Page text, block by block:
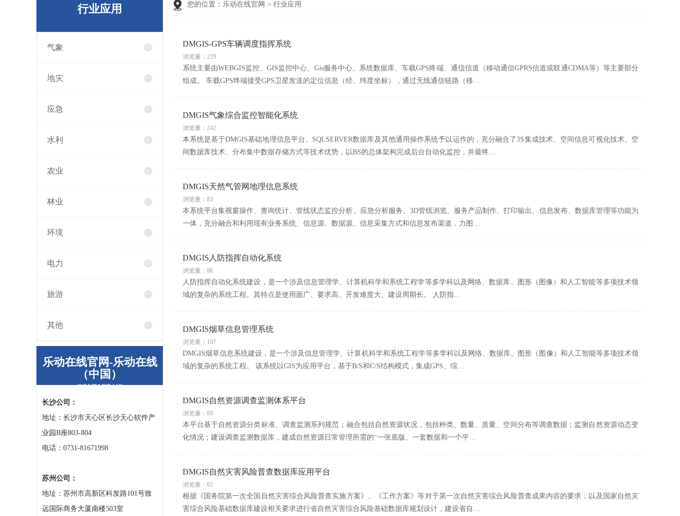
行业应用
气象
地灾
应急
水利
农业
林业
环境
电力
旅游
其他
乐动在线官网-乐动在线
（中国）
CONTACT US
长沙公司：
地址：长沙市天心区长沙天心软件产
业园B座803-804
电话：0731-81671998
苏州公司：
地址：苏州市高新区科发路101号致
远国际商务大厦南楼503室
您的位置： 乐动在线官网 > 行业应用
DMGIS-GPS车辆调度指挥系统
浏览量：229
系统主要由WEBGIS监控、GIS监控中心、Gis服务中心、系统数据库、车载GPS终端、通信信道（移动通信GPRS信道或联通CDMA等）等主要部分
组成。 车载GPS终端接受GPS卫星发送的定位信息（经、纬度坐标），通过无线通信链路（移…
DMGIS气象综合监控智能化系统
浏览量：242
本系统是基于DMGIS基础地理信息平台、SQLSERVER数据库及其他通用操作系统予以运作的，充分融合了3S集成技术、空间信息可视化技术、空
间数据库技术、分布集中数据存储方式等技术优势，以BS的总体架构完成后台自动化监控，并最终…
DMGIS天然气管网地理信息系统
浏览量：83
本系统平台集视窗操作、查询统计、管线状态监控分析、应急分析服务、3D管线浏览、服务产品制作、打印输出、信息发布、数据库管理等功能为
一体，充分融合和利用现有业务系统、信息源、数据源、信息采集方式和信息发布渠道，力图…
DMGIS人防指挥自动化系统
浏览量：86
人防指挥自动化系统建设，是一个涉及信息管理学、计算机科学和系统工程学等多学科以及网络、数据库、图形（图像）和人工智能等多项技术领
域的复杂的系统工程。其特点是使用面广、要求高、开发难度大、建设周期长。 人防指…
DMGIS烟草信息管理系统
浏览量：107
DMGIS烟草信息系统建设，是一个涉及信息管理学、计算机科学和系统工程学等多学科以及网络、数据库、图形（图像）和人工智能等多项技术领
域的复杂的系统工程。 该系统以GIS为应用平台，基于B/S和C/S结构模式，集成GPS、综…
DMGIS自然资源调查监测体系平台
浏览量：89
本平台基于自然资源分类标准、调查监测系列规范；融合包括自然资源状况，包括种类、数量、质量、空间分布等调查数据；监测自然资源动态变
化情况；建设调查监测数据库，建成自然资源日常管理所需的“一张底版、一套数据和一个平…
DMGIS自然灾害风险普查数据库应用平台
浏览量：62
根据《国务院第一次全国自然灾害综合风险普查实施方案》、《工作方案》等对于第一次自然灾害综合风险普查成果内容的要求，以及国家自然灾
害综合风险基础数据库建设相关要求进行省自然灾害综合风险基础数据库规划设计，建设省自…